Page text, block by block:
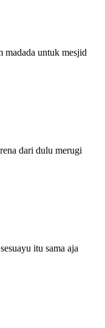
untuk mesjid
dari dulu merugi
itu sama aja